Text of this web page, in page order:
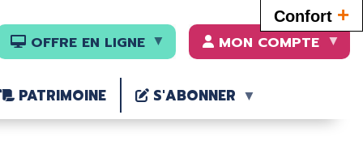
Confort +
OFFRE EN LIGNE MON COMPTE
PATRIMOINE S'ABONNER